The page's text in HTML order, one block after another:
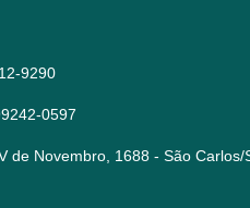
9290
0597
de Novembro, 1688 - São Carlos/